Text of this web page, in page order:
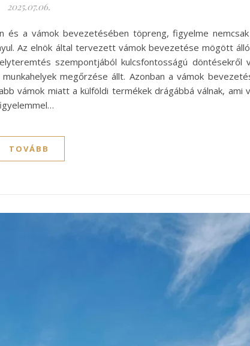
2025.07.06.
a vámok bevezetésében töpreng, figyelme
Az elnök által tervezett vámok bevezetése mögött
szempontjából kulcsfontosságú döntésekről
megőrzése állt. Azonban a vámok
vámok miatt a külföldi termékek drágábbá válnak, ami
TOVÁBB